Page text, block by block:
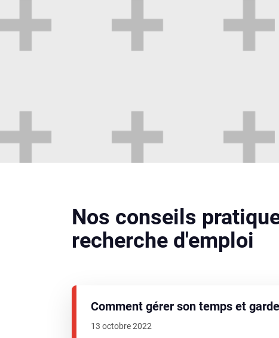
Nos conseils
recherche d'emploi
Comment gérer son temps et
13 octobre 2022